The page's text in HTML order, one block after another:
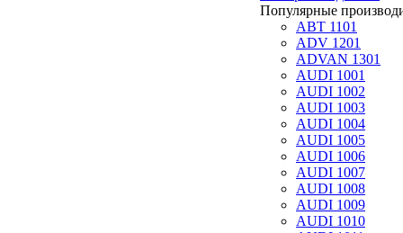
Популярные
ABT 1101
ADV 1201
ADVAN 1301
AUDI 1001
AUDI 1002
AUDI 1003
AUDI 1004
AUDI 1005
AUDI 1006
AUDI 1007
AUDI 1008
AUDI 1009
AUDI 1010